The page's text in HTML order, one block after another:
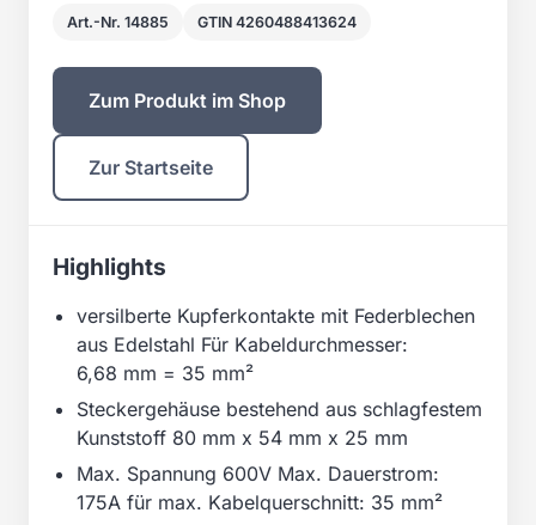
Art.-Nr. 14885 GTIN 4260488413624
Zum Produkt im Shop
Zur Startseite
Highlights
versilberte Kupferkontakte mit Federblechen
aus Edelstahl Für Kabeldurchmesser:
6,68 mm = 35 mm²
Steckergehäuse bestehend aus schlagfestem
Kunststoff 80 mm x 54 mm x 25 mm
Max. Spannung 600V Max. Dauerstrom:
175A für max. Kabelquerschnitt: 35 mm²